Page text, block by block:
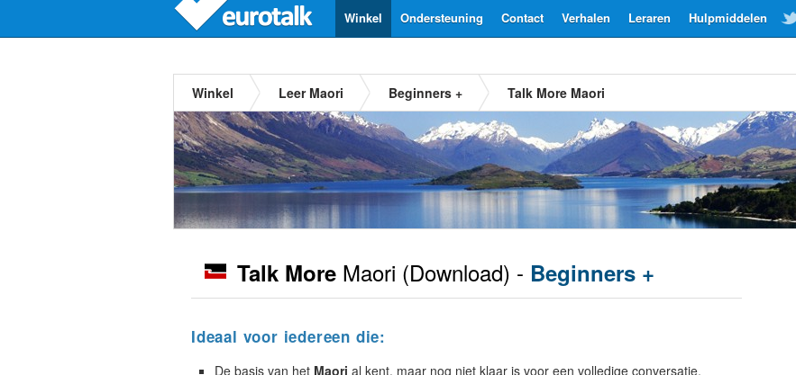
Hulpmiddelen
Leraren
Verhalen
Contact
Ondersteuning
Winkel
Winkel Leer Maori Beginners + Talk More Maori
Talk More Maori (Download) - Beginners +
Ideaal voor iedereen die:
De basis van het Maori al kent, maar nog niet klaar is voor een volledige conversatie.